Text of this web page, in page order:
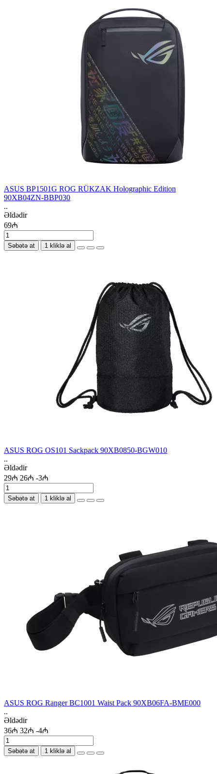
ASUS BP1501G ROG RÜKZAK Holographic Edition
90XB04ZN-BBP030
..
Əldədir
69₼
Səbətə at 1 kliklə al
ASUS ROG OS101 Sackpack 90XB0850-BGW010
..
Əldədir
29₼ 26₼ -3₼
Səbətə at 1 kliklə al
ASUS ROG Ranger BC1001 Waist Pack 90XB06FA-BME000
..
Əldədir
36₼ 32₼ -4₼
Səbətə at 1 kliklə al